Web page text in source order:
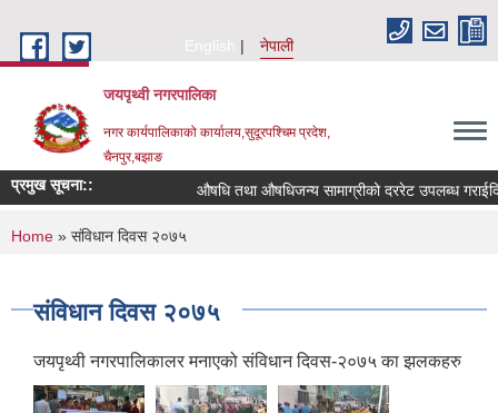
English
नेपाली
जयपृथ्वी नगरपालिका
नगर कार्यपालिकाको कार्यालय,सुदूरपश्चिम प्रदेश,
चैनपुर,बझाङ
प्रमुख सूचना:: औषधि तथा औषधिजन्य सामाग्रीको दररेट उपलब्ध
You are here
Home » संविधान दिवस २०७५
संविधान दिवस २०७५
जयपृथ्वी नगरपालिकालर मनाएको संविधान दिवस-२०७५ का झलकहरु